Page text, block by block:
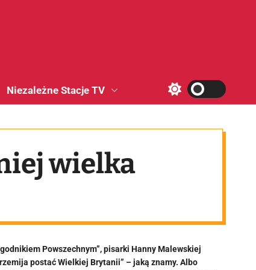
Niezależne Stacje TV
w
d
wielka
Powszechnym”, pisarki Hanny Malewskiej
postać Wielkiej Brytanii” – jaką znamy. Albo